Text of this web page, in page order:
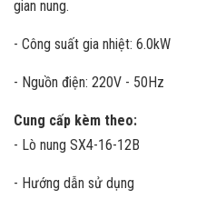
gian nung.
- Công suất gia nhiệt: 6.0kW
- Nguồn điện: 220V - 50Hz
Cung cấp kèm theo:
- Lò nung SX4-16-12B
- Hướng dẫn sử dụng